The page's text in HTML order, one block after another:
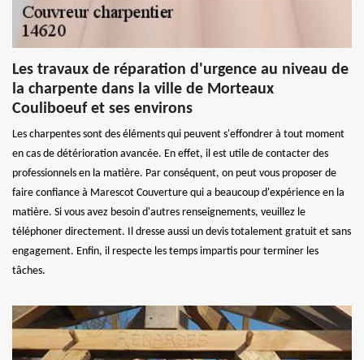
Les travaux de réparation d'urgence au niveau de
la charpente dans la ville de Morteaux
Couliboeuf et ses environs
Les charpentes sont des éléments qui peuvent s'effondrer à tout moment
en cas de détérioration avancée. En effet, il est utile de contacter des
professionnels en la matière. Par conséquent, on peut vous proposer de
faire confiance à Marescot Couverture qui a beaucoup d'expérience en la
matière. Si vous avez besoin d'autres renseignements, veuillez le
téléphoner directement. Il dresse aussi un devis totalement gratuit et sans
engagement. Enfin, il respecte les temps impartis pour terminer les
tâches.